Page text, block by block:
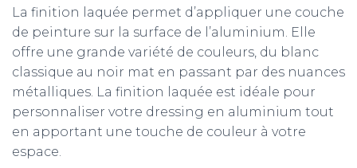
La finition laquée permet d’appliquer une couche
de peinture sur la surface de l’aluminium. Elle
offre une grande variété de couleurs, du blanc
classique au noir mat en passant par des nuances
métalliques. La finition laquée est idéale pour
personnaliser votre dressing en aluminium tout
en apportant une touche de couleur à votre
espace.